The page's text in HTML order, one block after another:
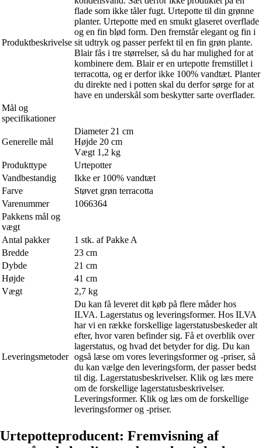
Produktbeskrivelse
flade som ikke tåler fugt. Urtepotte til din grønne
planter. Urtepotte med en smukt glaseret overflade
og en fin blød form. Den fremstår elegant og fin i
sit udtryk og passer perfekt til en fin grøn plante.
Blair fås i tre størrelser, så du har mulighed for at
kombinere dem. Blair er en urtepotte fremstillet i
terracotta, og er derfor ikke 100% vandtæt. Planter
du direkte ned i potten skal du derfor sørge for at
have en underskål som beskytter sarte overflader.
Mål og
specifikationer
Generelle mål
Diameter 21 cm
Højde 20 cm
Vægt 1,2 kg
Produkttype
Urtepotter
Vandbestandig
Ikke er 100% vandtæt
Farve
Støvet grøn terracotta
Varenummer
1066364
Pakkens mål og
vægt
Antal pakker
1 stk. af Pakke A
Bredde
23 cm
Dybde
21 cm
Højde
41 cm
Vægt
2,7 kg
Leveringsmetoder
Du kan få leveret dit køb på flere måder hos
ILVA. Lagerstatus og leveringsformer. Hos ILVA
har vi en række forskellige lagerstatusbeskeder alt
efter, hvor varen befinder sig. Få et overblik over
lagerstatus, og hvad det betyder for dig. Du kan
også læse om vores leveringsformer og -priser, så
du kan vælge den leveringsform, der passer bedst
til dig. Lagerstatusbeskrivelser. Klik og læs mere
om de forskellige lagerstatusbeskrivelser.
Leveringsformer. Klik og læs om de forskellige
leveringsformer og -priser.
Urtepotteproducent: Fremvisning af